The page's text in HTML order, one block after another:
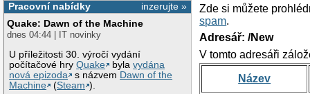
inzerujte »
Pracovní nabídky
Quake: Dawn of the Machine
dnes 04:44 | IT novinky
U příležitosti 30. výročí vydání
počítačové hryQuake bylavydána
nová epizoda
s názvem Dawn of the
Machine
(Steam ).
Zde si můžete
spam.
Adresář: /New
V tomto adresáři
Název